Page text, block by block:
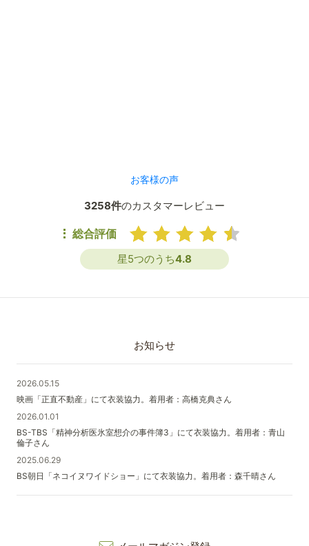
お客様の声
3258件のカスタマーレビュー
総合評価
星5つのうち4.8
お知らせ
2026.05.15
映画「正直不動産」にて衣装協力。着用者：高橋克典さん
2026.01.01
BS-TBS「精神分析医氷室想介の事件簿3」にて衣装協力。着用者：青山
倫子さん
2025.06.29
BS朝日「ネコイヌワイドショー」にて衣装協力。着用者：森千晴さん